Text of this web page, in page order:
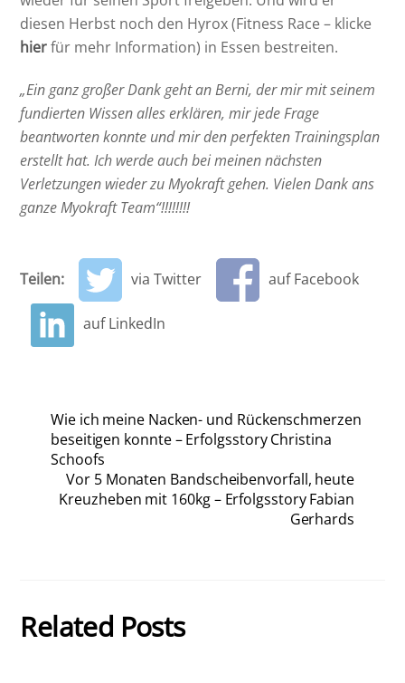
diesen Herbst noch den Hyrox (Fitness Race – klicke
hierfür mehr Information) in Essen bestreiten.
„Ein ganz großer Dank geht an Berni, der mir mit seinem
fundierten Wissen alles erklären, mir jede Frage
beantworten konnte und mir den perfekten Trainingsplan
erstellt hat. Ich werde auch bei meinen nächsten
Verletzungen wieder zu Myokraft gehen. Vielen Dank ans
ganze Myokraft Team“!!!!!!!!
Teilen: via Twitter auf Facebook
auf LinkedIn
Wie ich meine Nacken- und Rückenschmerzen
beseitigen konnte – Erfolgsstory Christina
Schoofs
Vor 5 Monaten Bandscheibenvorfall, heute
Kreuzheben mit 160kg – Erfolgsstory Fabian
Gerhards
Related Posts